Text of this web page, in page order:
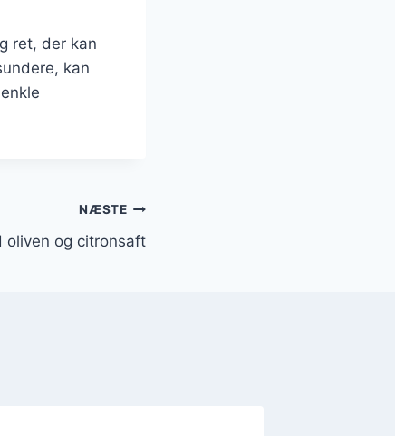
ret, der kan
kan
NÆSTE
og citronsaft